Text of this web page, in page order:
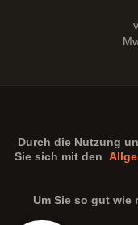
Durch die Nutzung
Sie sich mit den
Um Sie so gut